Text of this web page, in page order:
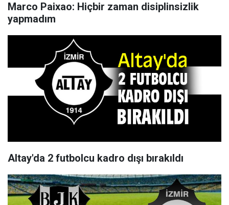
Marco Paixao: Hiçbir zaman disiplinsizlik
yapmadım
Altay'da 2 futbolcu kadro dışı bırakıldı